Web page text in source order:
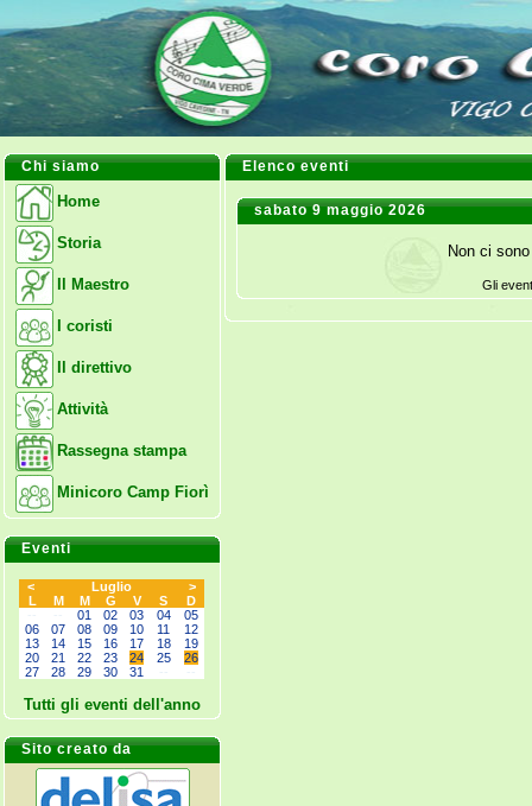
Chi siamo
Home
Storia
Il Maestro
I coristi
Il direttivo
Attività
Rassegna stampa
Minicoro Camp Fiorì
Eventi
< Luglio
>
L
M M G V S
D
01 02 03 04
05
06
07 08 09 10 11
12
13
14 15 16 17 18
19
20
21 22 23 24 25
26
27
28 29 30 31
Tutti gli eventi dell'anno
Sito creato da
Elenco eventi
sabato 9 maggio 2026
Non ci
Gli